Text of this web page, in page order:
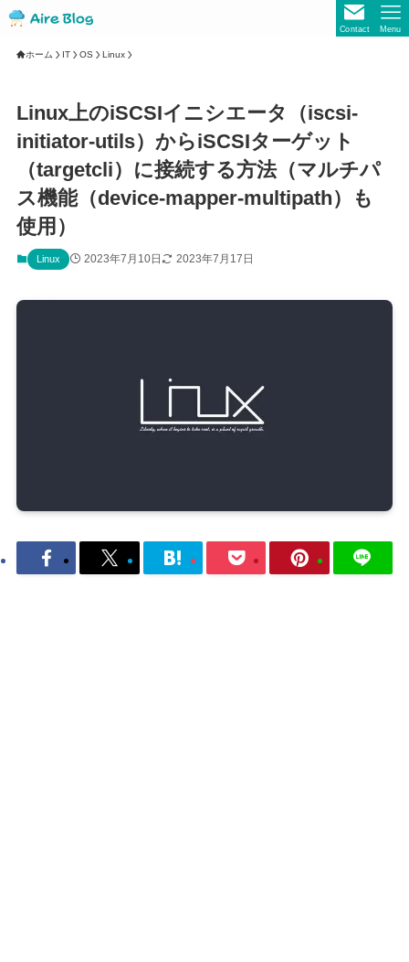
Contact Menu
ホーム IT OS Linux
Linux上のiSCSIイニシエータ（iscsi-
initiator-utils）からiSCSIターゲット
（targetcli）に接続する方法（マルチパ
ス機能（device-mapper-multipath）も
使用）
Linux 2023年7月10日 2023年7月17日